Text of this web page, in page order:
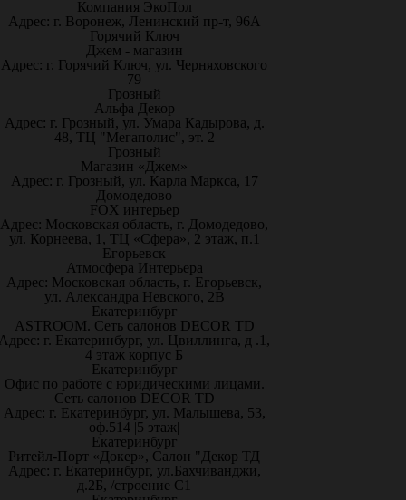
Компания ЭкоПол
Адрес: г. Воронеж, Ленинский пр-т, 96А
Горячий Ключ
Джем - магазин
Адрес: г. Горячий Ключ, ул. Черняховского
79
Грозный
Альфа Декор
Адрес: г. Грозный, ул. Умара Кадырова, д.
48, ТЦ "Мегаполис", эт. 2
Грозный
Магазин «Джем»
Адрес: г. Грозный, ул. Карла Маркса, 17
Домодедово
FOX интерьер
Адрес: Московская область, г. Домодедово,
ул. Корнеева, 1, ТЦ «Сфера», 2 этаж, п.1
Егорьевск
Атмосфера Интерьера
Адрес: Московская область, г. Егорьевск,
ул. Александра Невского, 2В
Екатеринбург
ASTROOM. Сеть салонов DECOR TD
г. Екатеринбург, ул. Цвиллинга, д .1,
4 этаж корпус Б
Екатеринбург
Офис по работе с юридическими лицами.
Сеть салонов DECOR TD
Адрес: г. Екатеринбург, ул. Малышева, 53,
оф.514 |5 этаж|
Екатеринбург
Ритейл-Порт «Докер», Салон "Декор ТД
Адрес: г. Екатеринбург, ул.Бахчиванджи,
д.2Б, /строение С1